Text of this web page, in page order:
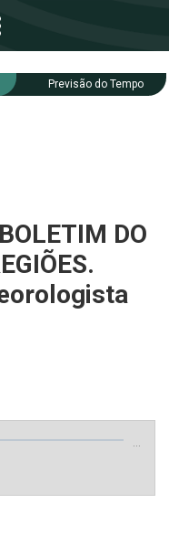
Previsão do Tempo
DO
…